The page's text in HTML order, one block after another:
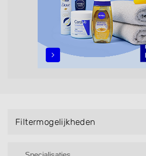
permanent, een bruidkapsel,
epileren,
een baard en pruiken. U kunt de
filteren met behulp van de
Filtermogelijkheden